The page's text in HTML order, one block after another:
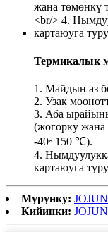
Термикалык
1. Майдын аз
2. Узак
3. Аба
(жогорку жана
-40~150 ℃).
4.
картаюуга
Мурунку:
Кийинки: